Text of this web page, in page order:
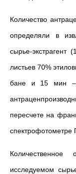
Количество
определяли в
сырье-экстрагент
листьев 70%
бане и 15 мин –
пересчете на
спектрофотометре
исследуемом